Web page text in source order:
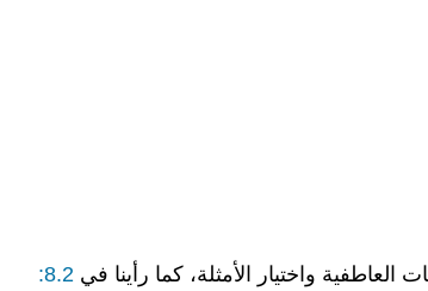
واختيار الأمثلة، كما رأينا في
8.2: